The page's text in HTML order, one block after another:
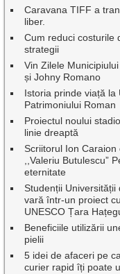
Caravana TIFF a
liber.
Cum reduci costurile
strategii
Vin Zilele
și Johny Romano
Istoria prinde viață la
Patrimoniului Roman
Proiectul noului
linie dreaptă
Scriitorul Ion
,,Valeriu Butulescu”
eternitate
Studenții
vară într-un proiect
UNESCO Țara
Beneficiile utilizării
pielii
5 idei de afaceri pe
curier rapid îți poate